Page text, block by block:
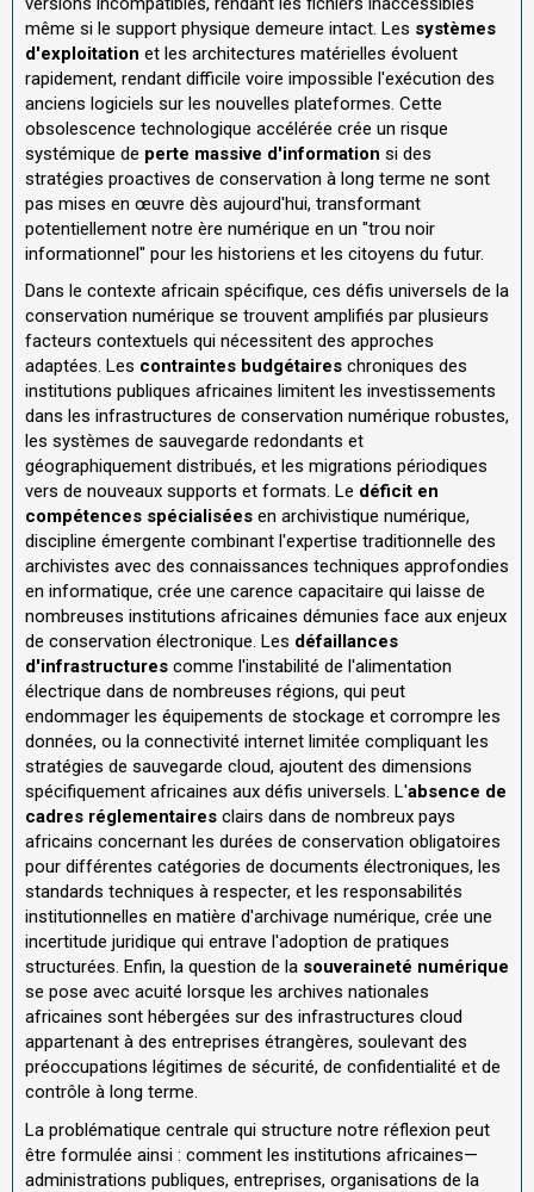
même si le support physique demeure intact. Les systèmes
d'exploitation et les architectures matérielles évoluent
rapidement, rendant difficile voire impossible l'exécution des
anciens logiciels sur les nouvelles plateformes. Cette
obsolescence technologique accélérée crée un risque
systémique de perte massive d'information si des
stratégies proactives de conservation à long terme ne sont
pas mises en œuvre dès aujourd'hui, transformant
potentiellement notre ère numérique en un "trou noir
informationnel" pour les historiens et les citoyens du futur.
Dans le contexte africain spécifique, ces défis universels de la
conservation numérique se trouvent amplifiés par plusieurs
facteurs contextuels qui nécessitent des approches
adaptées. Les contraintes budgétaires chroniques des
institutions publiques africaines limitent les investissements
dans les infrastructures de conservation numérique robustes,
les systèmes de sauvegarde redondants et
géographiquement distribués, et les migrations périodiques
vers de nouveaux supports et formats. Le déficit en
compétences spécialisées en archivistique numérique,
discipline émergente combinant l'expertise traditionnelle des
archivistes avec des connaissances techniques approfondies
en informatique, crée une carence capacitaire qui laisse de
nombreuses institutions africaines démunies face aux enjeux
de conservation électronique. Les défaillances
d'infrastructures comme l'instabilité de l'alimentation
électrique dans de nombreuses régions, qui peut
endommager les équipements de stockage et corrompre les
données, ou la connectivité internet limitée compliquant les
stratégies de sauvegarde cloud, ajoutent des dimensions
spécifiquement africaines aux défis universels. L'absence de
cadres réglementaires clairs dans de nombreux pays
africains concernant les durées de conservation obligatoires
pour différentes catégories de documents électroniques, les
standards techniques à respecter, et les responsabilités
institutionnelles en matière d'archivage numérique, crée une
incertitude juridique qui entrave l'adoption de pratiques
structurées. Enfin, la question de la souveraineté numérique
se pose avec acuité lorsque les archives nationales
africaines sont hébergées sur des infrastructures cloud
appartenant à des entreprises étrangères, soulevant des
préoccupations légitimes de sécurité, de confidentialité et de
contrôle à long terme.
La problématique centrale qui structure notre réflexion peut
être formulée ainsi : comment les institutions africaines—
administrations publiques, entreprises, organisations de la